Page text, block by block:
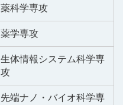
薬科学専攻
薬学専攻
生体情報システム科学専
攻
先端ナノ・バイオ科学専